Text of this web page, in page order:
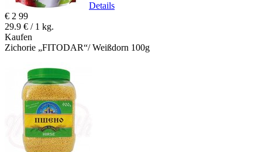
Details
€ 2 99
29.9 € / 1 kg.
Kaufen
Zichorie „FITODAR“/ Weißdorn 100g